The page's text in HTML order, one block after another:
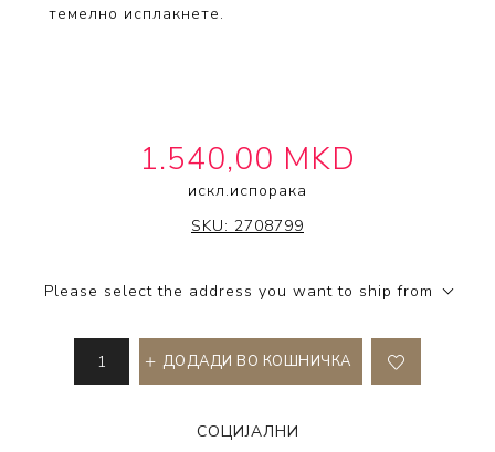
темелно исплакнете.
1.540,00 MKD
искл.испорака
BC BONACURE®
SKU: 2708799
Please select the address you want to ship from
ДОДАДИ ВО КОШНИЧКА
СОЦИЈАЛНИ